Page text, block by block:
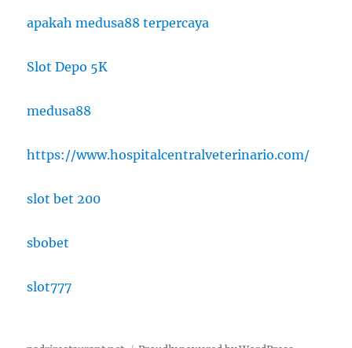
apakah medusa88 terpercaya
Slot Depo 5K
medusa88
https://www.hospitalcentralveterinario.com/
slot bet 200
sbobet
slot777